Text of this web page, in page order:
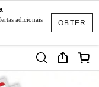
OBTER
adicionais